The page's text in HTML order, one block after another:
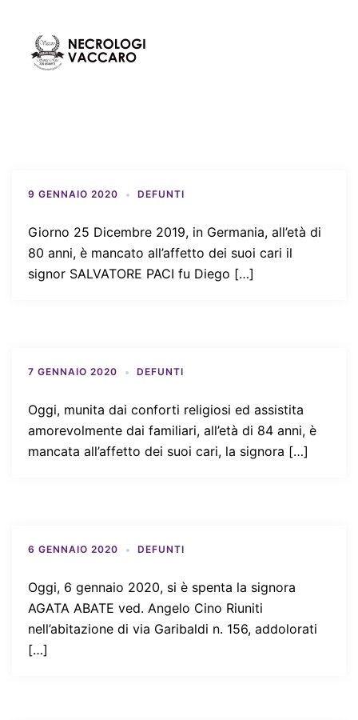
contenuto
9 GENNAIO 2020 DEFUNTI
Giorno 25 Dicembre 2019, in Germania, all’età di
80 anni, è mancato all’affetto dei suoi cari il
signor SALVATORE PACI fu Diego […]
7 GENNAIO 2020 DEFUNTI
Oggi, munita dai conforti religiosi ed assistita
amorevolmente dai familiari, all’età di 84 anni, è
mancata all’affetto dei suoi cari, la signora […]
6 GENNAIO 2020 DEFUNTI
Oggi, 6 gennaio 2020, si è spenta la signora
AGATA ABATE ved. Angelo Cino Riuniti
nell’abitazione di via Garibaldi n. 156, addolorati
[…]